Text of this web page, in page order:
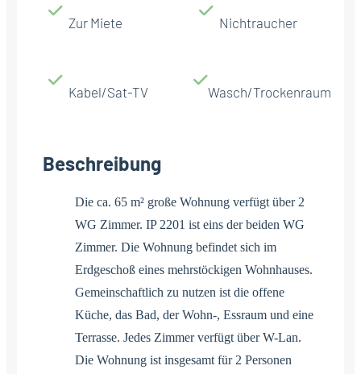
Zur Miete Nichtraucher
Kabel/Sat-TV Wasch/Trockenraum
Beschreibung
Die ca. 65 m² große Wohnung verfügt über 2
WG Zimmer. IP 2201 ist eins der beiden WG
Zimmer. Die Wohnung befindet sich im
Erdgeschoß eines mehrstöckigen Wohnhauses.
Gemeinschaftlich zu nutzen ist die offene
Küche, das Bad, der Wohn-, Essraum und eine
Terrasse. Jedes Zimmer verfügt über W-Lan.
Die Wohnung ist insgesamt für 2 Personen